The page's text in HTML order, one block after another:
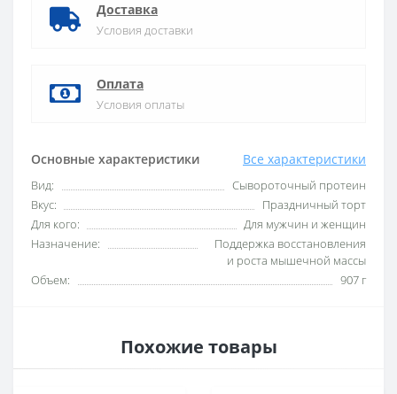
Основные характеристики Все характеристики
Вид:
Сывороточный протеин
Вкус:
Праздничный торт
Для кого:
Для мужчин и женщин
Назначение:
Поддержка восстановления
и роста мышечной массы
Объем:
907 г
Доставка
Условия доставки
Оплата
Условия оплаты
Похожие товары